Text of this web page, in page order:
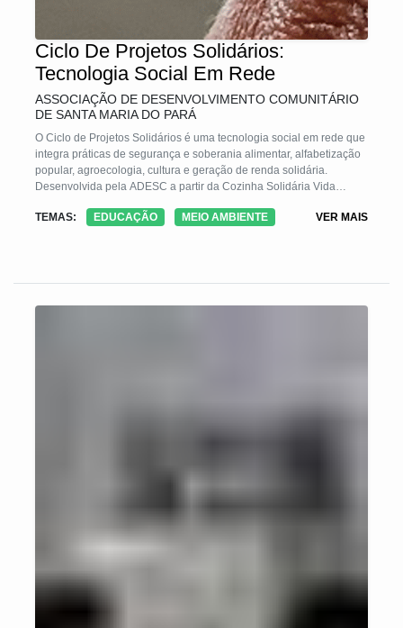
Ciclo De Projetos Solidários:
Tecnologia Social Em Rede
ASSOCIAÇÃO DE DESENVOLVIMENTO COMUNITÁRIO
DE SANTA MARIA DO PARÁ
O Ciclo de Projetos Solidários é uma tecnologia social em rede que
integra práticas de segurança e soberania alimentar, alfabetização
popular, agroecologia, cultura e geração de renda solidária.
Desenvolvida pela ADESC a partir da Cozinha Solidária Vida
Agroecológico, Biodigestor Comunitário, Mãos que Transformam
espaço comunitário em lugar de inclusão, sustentabilidade,
TEMAS: EDUCAÇÃO MEIO AMBIENTE VER MAIS